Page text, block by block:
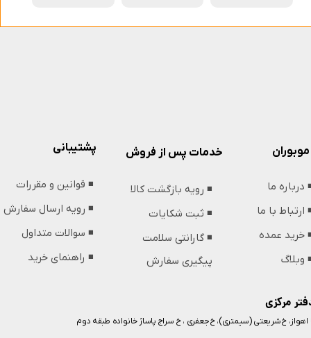
مرکزی
اهواز، خ شریعتی (سیمتری)، خ جعفری ، خ سراج پاساژ خانواده طبقه دوم
پشتیبانی
◾️ قوانین و مقررات
◾️ رویه ارسال سفارش
◾️ سوالات متداول
◾️ راهنمای خرید
موبوران
درباره ما
ارتباط با ما
خرید عمده
وبلاگ
خدمات پس از فروش
◾️ رویه بازگشت کالا
◾️ ثبت شکایات
◾️ گارانتی سلامت
پیگیری سفارش